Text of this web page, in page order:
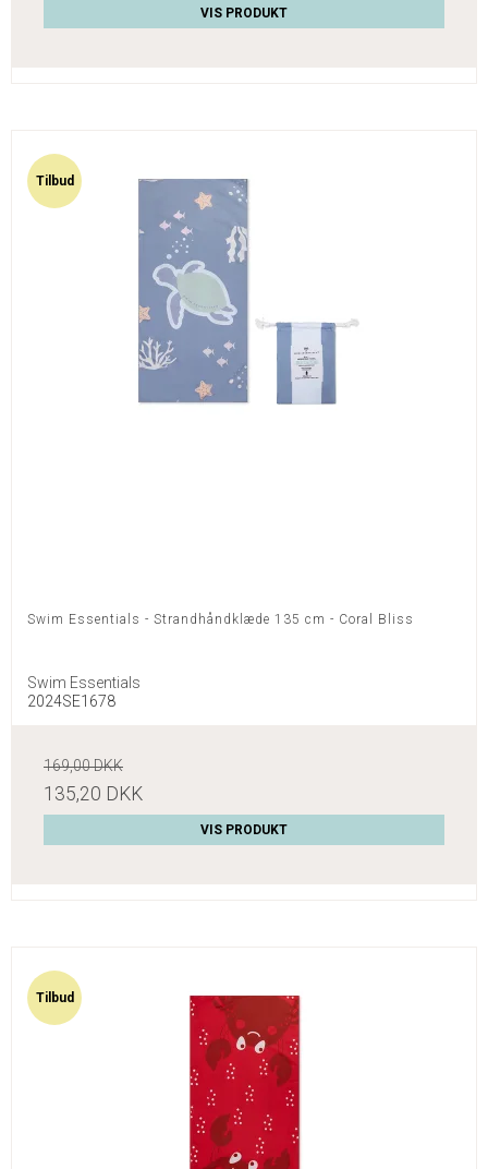
VIS PRODUKT
Tilbud
Swim Essentials - Strandhåndklæde 135 cm - Coral Bliss
Swim Essentials
2024SE1678
169,00 DKK
135,20 DKK
VIS PRODUKT
Tilbud